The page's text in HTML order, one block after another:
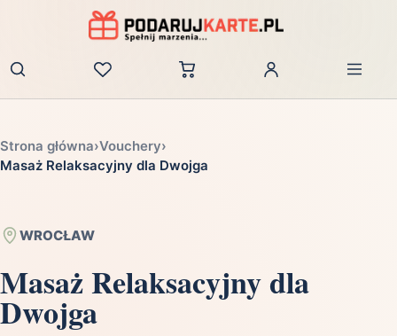
Zaloguj
Strona główna›Vouchery›
Masaż Relaksacyjny dla Dwojga
WROCŁAW
Masaż Relaksacyjny dla
Dwojga